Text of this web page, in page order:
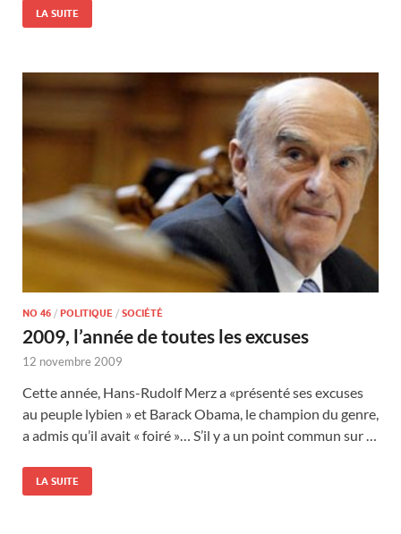
LA SUITE
NO 46 / POLITIQUE / SOCIÉTÉ
2009, l’année de toutes les excuses
12 novembre 2009
Cette année, Hans-Rudolf Merz a «présenté ses excuses
au peuple lybien » et Barack Obama, le champion du genre,
a admis qu’il avait « foiré »… S’il y a un point commun sur …
LA SUITE